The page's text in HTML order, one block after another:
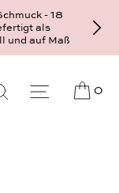
- 18
als
und auf Maß
0